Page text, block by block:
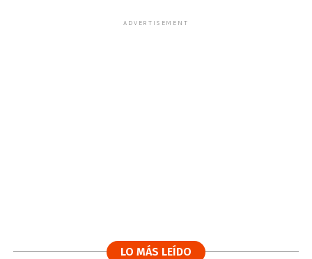
ADVERTISEMENT
LO MÁS LEÍDO